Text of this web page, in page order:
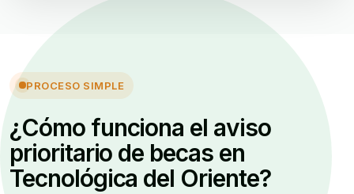
PROCESO SIMPLE
¿Cómo funciona el aviso
prioritario de becas en
Tecnológica del Oriente?